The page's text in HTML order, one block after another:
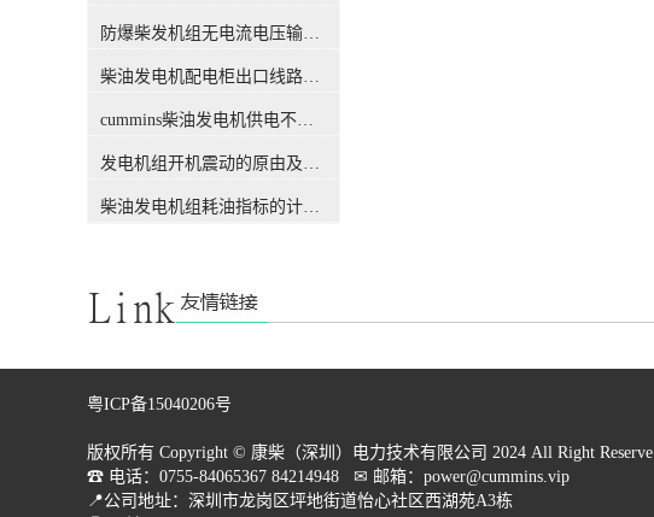
障检测的快速性要点更高。因
故障包括匝间短路故障和相间
短路损坏。目前对三相永磁电
较深入，但这些探讨仅关于传
间短路故障，缺乏对内部相间
强，所以本文将主要关于多相
整流永磁同步发电机装置定子
供依据。扬州市圣丰发电装备
品，完善的售后服务；全国统
一服务热线：康明斯室外柴油
发电机，欢迎您的致电和来厂
比较复杂，在这些复杂要素的
坏，不仅可能损坏电机，甚至
的安全，造成严重故障。 目
前对多相同步发电机整流系统
的故障讨论具体集中在电励磁
电机。对于永磁同步发电机，
发生的磁场却比电励磁电机复
杂，而且绕组内部短路损坏还
大了计算浅析的难度。 此
外，一旦检查到短路故障，电
励磁电机在停机使用中可选择
灭磁方案，以减轻停机程序中
对电机的危害；而永磁电机由
于无法直接调节永磁体发生的
磁场，只能逐渐降低速度直至
防爆柴发机组无电流电压输出的5个排除措施
柴油发电机配电柜出口线路连接程序和规范
cummins柴油发电机供电不足是什么起因？
发电机组开机震动的原由及其处理办法
柴油发电机组耗油指标的计算方法
粤ICP备15040206号
版权所有 Copyright © 康柴（深圳）电力技术有限公司 2024 All Right Reserve
☎ 电话：0755-84065367 84214948   ✉ 邮箱：power@cummins.vip
📍公司地址：深圳市龙岗区坪地街道怡心社区西湖苑A3栋